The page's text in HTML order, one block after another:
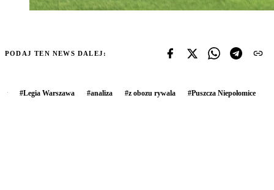
PODAJ TEN NEWS DALEJ:
#Legia Warszawa #analiza #z obozu rywala #Puszcza Niepołomice